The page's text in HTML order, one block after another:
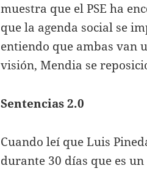
muestra que el PSE ha
que la agenda social se
entiendo que ambas van
visión, Mendia se
Sentencias 2.0
Cuando leí que Luis
durante 30 días que es